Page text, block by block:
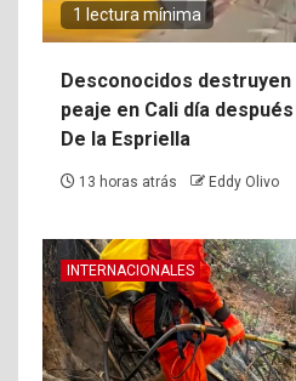
1 lectura mínima
Desconocidos
peaje en Cali día
De la Espriella
13 horas atrás Eddy Olivo
INTERNACIONALES